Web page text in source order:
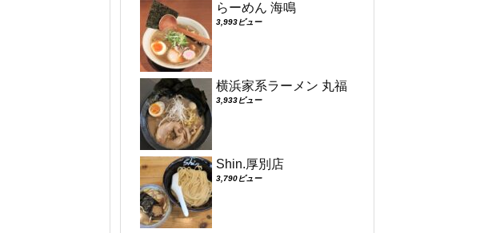
らーめん 海鳴
3,993ビュー
横浜家系ラーメン 丸福
3,933ビュー
Shin.厚別店
3,790ビュー